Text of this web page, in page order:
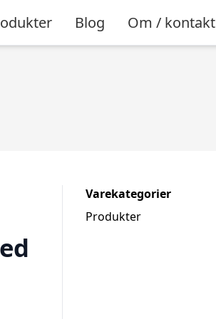
Blog Om / kontakt
Varekategorier
Produkter